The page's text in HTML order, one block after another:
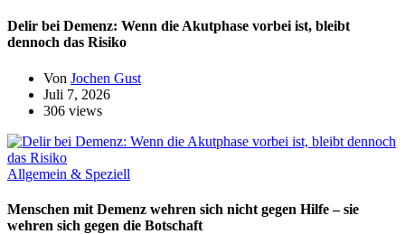
Delir bei Demenz: Wenn die Akutphase vorbei ist, bleibt
dennoch das Risiko
Von Jochen Gust
Juli 7, 2026
306 views
Allgemein & Speziell
Menschen mit Demenz wehren sich nicht gegen Hilfe – sie
wehren sich gegen die Botschaft